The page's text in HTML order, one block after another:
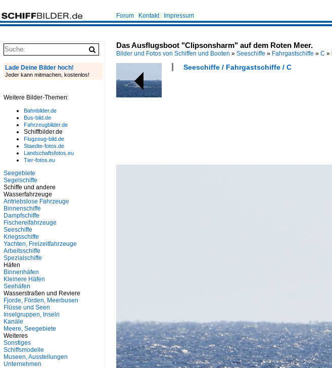
Forum Kontakt Impressum
Das Ausflugsboot "Clipsonsharm" auf dem Roten Meer.
Bilder und Fotos von Schiffen und Booten » Seeschiffe » Fahrgastschiffe » C »
Seeschiffe / Fahrgastschiffe / C
Lade Deine Bilder hoch!
Jeder kann mitmachen, kostenlos!
Weitere Bilder-Themen:
Bahnbilder.de
Bus-bild.de
Fahrzeugbilder.de
Schiffbilder.de
Flugzeug-bild.de
Staedte-fotos.de
Landschaftsfotos.eu
Tier-fotos.eu
Seegebiete
Segelschiffe
Schiffe und andere
Wasserfahrzeuge
Antriebslose Fahrzeuge
Binnenschiffe
Dampfschiffe
Fischereifahrzeuge
Seeschiffe
Kriegsschiffe
Yachten, Freizeitfahrzeuge
Arbeitsschiffe
Spezialschiffe
Häfen
Binnenhäfen
Kleinere Häfen
Seehäfen
Wasserstraßen und Reviere
Fjorde, Förden, Meerbusen
Flüsse und Seen
Inselgruppen, Inseln
Kanäle
Meere, Seegebiete
Weiteres
Sonstiges
Schiffsmodelle
Museen, Ausstellungen
Unternehmen